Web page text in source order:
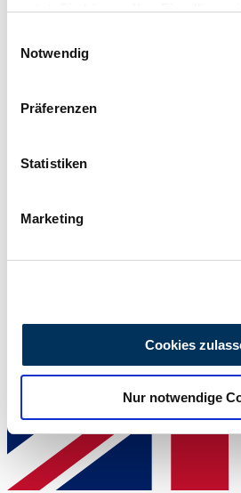
nutzt. Sie können Ihre Einwilligung
Trigger Symbol ändern oder
Informationen über Ihre
können
bestimmten Merkmalen
Erfahren Sie mehr darüber, wie
analysieren. Außerdem geben wir
Verwendung unserer Website an
soziale Medien, Werbung und
Partner führen diese
weiteren Daten zusammen, die
haben oder die sie im Rahmen
Notwendig
Präferenzen
Statistiken
Marketing
Cookies
Nur notwendige
Body style
Not provided